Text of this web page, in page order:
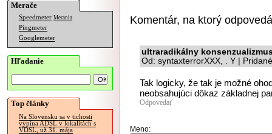
Merače
Speedmeter Merania
Pingmeter
Googlemeter
Hľadanie
Top články
Na Slovensku sa v tichosti
vypína ADSL v lokalitách s
VDSL, už 31. mája
Komentár, na ktorý
ultraradikálny
Od: syntaxterrorXXX, . Y |
Tak logicky, že tak je možné
neobsahujúci dôkaz základnej
Odpovedať
Meno: